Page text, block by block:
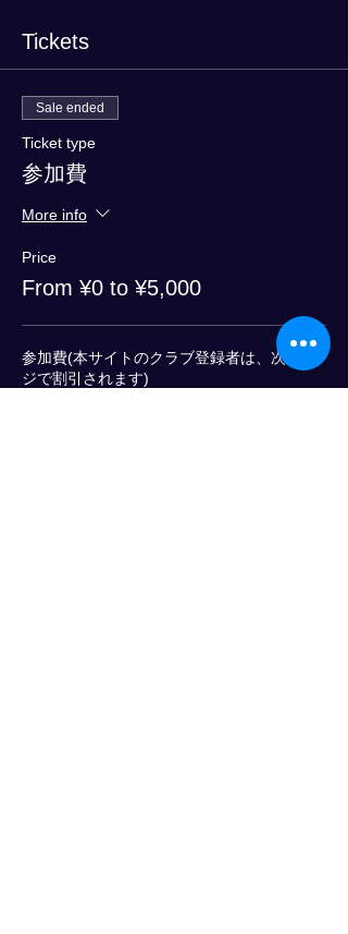
Tickets
Sale ended
Ticket type
参加費
More info
Price
From ¥0 to ¥5,000
参加費(本サイトのクラブ登録者は、次ペー
ジで割引されます)